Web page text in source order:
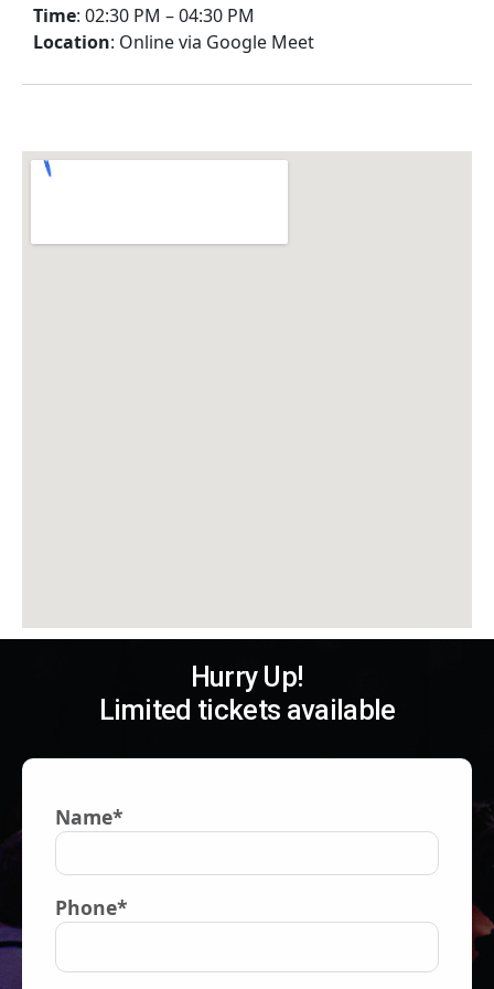
Time: 02:30 PM – 04:30 PM
Location: Online via Google Meet
Hurry Up!
Limited tickets available
Name*
Phone*